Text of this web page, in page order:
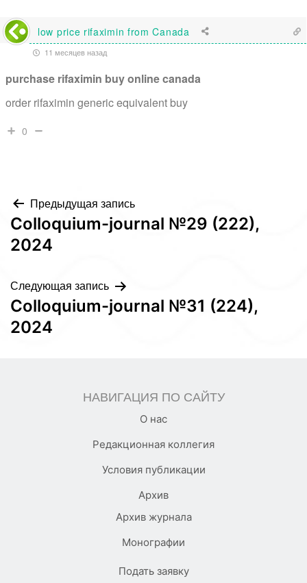
low price rifaximin from Canada
11 месяцев назад
purchase rifaximin buy online canada
order rifaximin generic equivalent buy
0
Навигация
по
Предыдущая запись
Colloquium-journal №29 (222),
2024
Следующая запись
Colloquium-journal №31 (224),
2024
НАВИГАЦИЯ ПО САЙТУ
О нас
Редакционная коллегия
Условия публикации
Архив
Архив журнала
Монографии
Подать заявку